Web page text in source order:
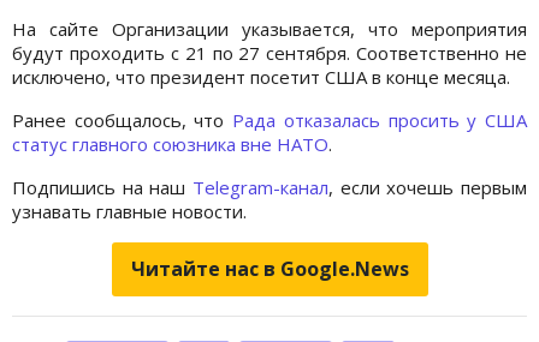
На сайте Организации указывается, что мероприятия
будут проходить с 21 по 27 сентября. Соответственно не
исключено, что президент посетит США в конце месяца.
Ранее сообщалось, что Рада отказалась просить у США
статус главного союзника вне НАТО.
Подпишись на наш Telegram-канал, если хочешь первым
узнавать главные новости.
Читайте нас в Google.News